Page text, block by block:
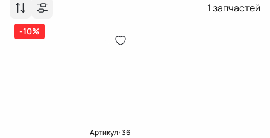
1запчастей
-10%
Артикул:36